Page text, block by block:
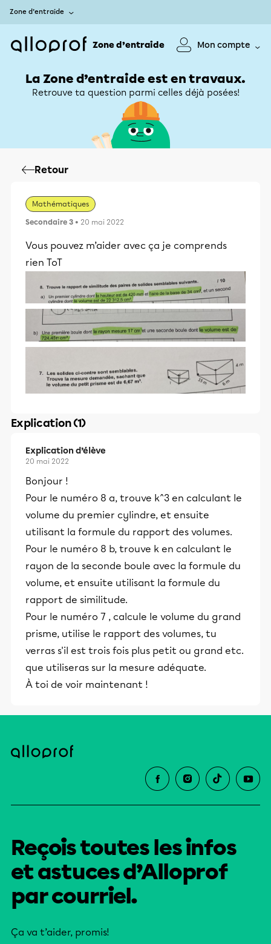
Zone d’entraide
Zone d’entraide Mon compte
La Zone d’entraide est en travaux.
Retrouve ta question parmi celles déjà posées!
Retour
Mathématiques
Secondaire 3 • 20 mai 2022
Vous pouvez m’aider avec ça je comprends
rien ToT
Explication (1)
Explication d’élève
20 mai 2022
Bonjour !
Pour le numéro 8 a, trouve k^3 en calculant le
volume du premier cylindre, et ensuite
utilisant la formule du rapport des volumes.
Pour le numéro 8 b, trouve k en calculant le
rayon de la seconde boule avec la formule du
volume, et ensuite utilisant la formule du
rapport de similitude.
Pour le numéro 7 , calcule le volume du grand
prisme, utilise le rapport des volumes, tu
verras s'il est trois fois plus petit ou grand etc.
que utiliseras sur la mesure adéquate.
À toi de voir maintenant !
Reçois toutes les infos
et astuces d’Alloprof
par courriel.
Ça va t’aider, promis!